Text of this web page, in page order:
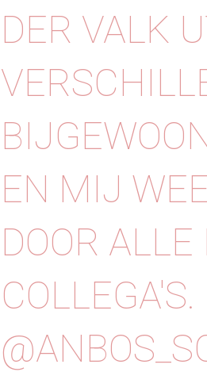
DER VALK
EN MIJ
DOOR
COLLEGA'S.